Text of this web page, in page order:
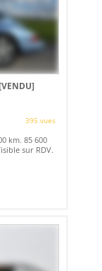
395 vues
km. 85 600
sur RDV.